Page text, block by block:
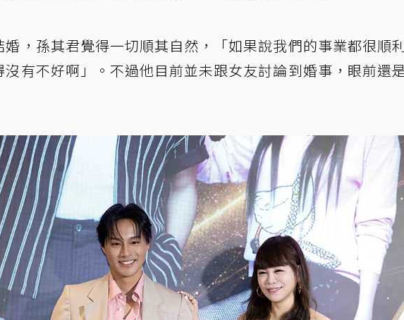
，孫其君覺得一切順其自然，「如果說我們的事業都很順
有不好啊」。不過他目前並未跟女友討論到婚事，眼前還